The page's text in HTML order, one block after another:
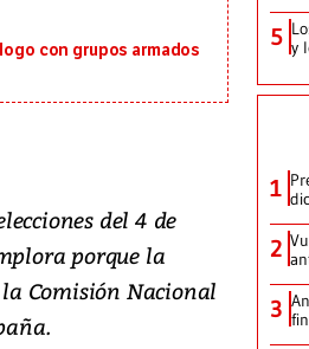
con grupos armados
del 4 de
porque la
Comisión Nacional
5 y
1
2
3